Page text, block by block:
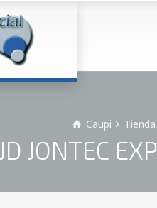
Caupi Tienda
JD JONTEC